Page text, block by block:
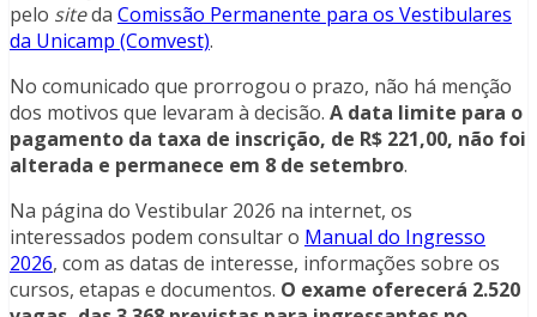
pelo siteda Comissão Permanente para os Vestibulares
da Unicamp (Comvest).
No comunicado que prorrogou o prazo, não há menção
dos motivos que levaram à decisão. A data limite para o
pagamento da taxa de inscrição, de R$ 221,00, não foi
alterada e permanece em 8 de setembro.
Na página do Vestibular 2026 na internet, os
interessados podem consultar o Manual do Ingresso
2026, com as datas de interesse, informações sobre os
cursos, etapas e documentos. O exame oferecerá 2.520